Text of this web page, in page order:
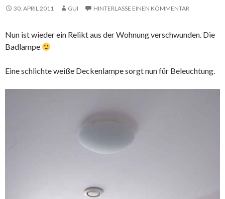
30. APRIL 2011 GUI HINTERLASSE EINEN KOMMENTAR
Nun ist wieder ein Relikt aus der Wohnung verschwunden. Die
Badlampe
Eine schlichte weiße Deckenlampe sorgt nun für Beleuchtung.